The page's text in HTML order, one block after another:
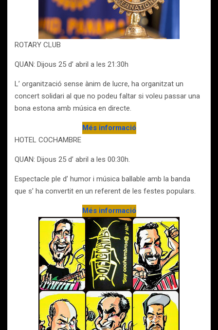
ROTARY CLUB
QUAN: Dijous 25 d’ abril a les 21:30h
L’ organització sense ànim de lucre, ha organitzat un
concert solidari al que no podeu faltar si voleu passar una
bona estona amb música en directe.
Més informació
HOTEL COCHAMBRE
QUAN: Dijous 25 d’ abril a les 00:30h.
Espectacle ple d’ humor i música ballable amb la banda
que s’ ha convertit en un referent de les festes populars.
Més informació